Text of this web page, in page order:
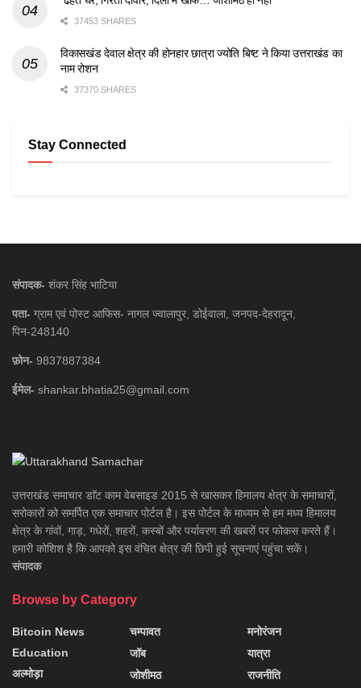
37453 SHARES
विकासखंड देवाल क्षेत्र की होनहार छात्रा ज्योति बिष्ट ने किया उत्तराखंड का
नाम रोशन
37370 SHARES
Stay Connected
संपादक- शंकर सिंह भाटिया
पता- ग्राम एवं पोस्ट आफिस- नागल ज्वालापुर, डोईवाला, जनपद-देहरादून,
पिन-248140
फ़ोन- 9837887384
ईमेल- shankar.bhatia25@gmail.com
उत्तराखंड समाचार डाॅट काम वेबसाइड 2015 से खासकर हिमालय क्षेत्र के समाचारों,
सरोकारों को समर्पित एक समाचार पोर्टल है। इस पोर्टल के माध्यम से हम मध्य हिमालय
क्षेत्र के गांवों, गाड़, गधेरों, शहरों, कस्बों और पर्यावरण की खबरों पर फोकस करते हैं।
हमारी कोशिश है कि आपको इस वंचित क्षेत्र की छिपी हुई सूचनाएं पहुंचा सकें।
संपादक
Browse by Category
Bitcoin News
Education
अल्मोड़ा
चम्पावत
जॉब
जोशीमठ
मनोरंजन
यात्रा
राजनीति